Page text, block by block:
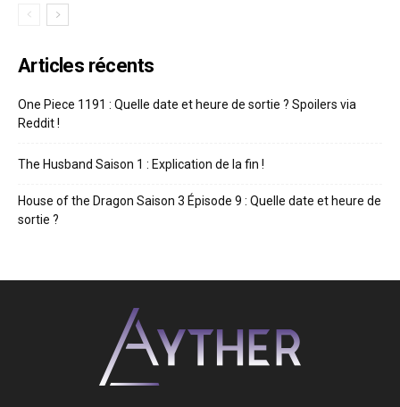
Articles récents
One Piece 1191 : Quelle date et heure de sortie ? Spoilers via
Reddit !
The Husband Saison 1 : Explication de la fin !
House of the Dragon Saison 3 Épisode 9 : Quelle date et heure de
sortie ?